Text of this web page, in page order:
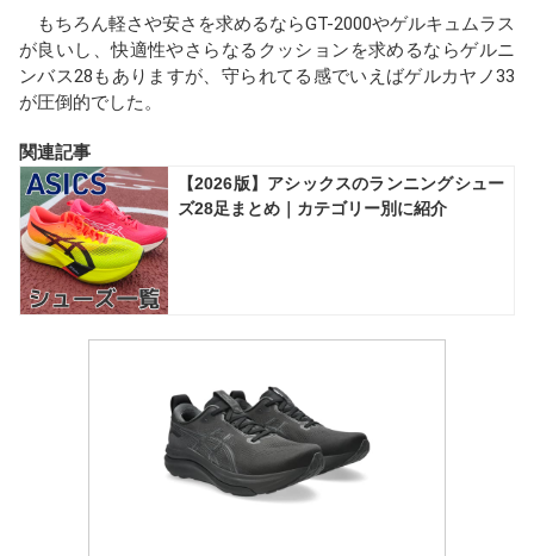
もちろん軽さや安さを求めるならGT-2000やゲルキュムラス
が良いし、快適性やさらなるクッションを求めるならゲルニ
ンバス28もありますが、守られてる感でいえばゲルカヤノ33
が圧倒的でした。
関連記事
【2026版】アシックスのランニングシュー
ズ28足まとめ｜カテゴリー別に紹介